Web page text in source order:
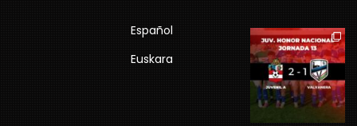
Español
Euskara